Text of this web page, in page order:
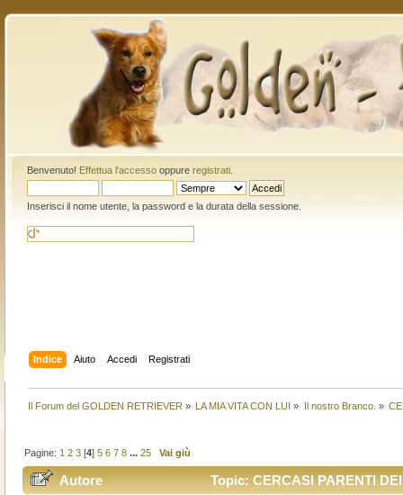
Benvenuto! Effettua l'accessooppure registrati.
Inserisci il nome utente, la password e la durata della sessione.
Indice Aiuto Accedi Registrati
Il Forum del GOLDEN RETRIEVER » LA MIA VITA CON LUI » Il nostro Branco. »
Pagine: 1 2 3 [4]5 6 7 8 ...25 Vai giù
Autore Topic: CERCASI PARENTI